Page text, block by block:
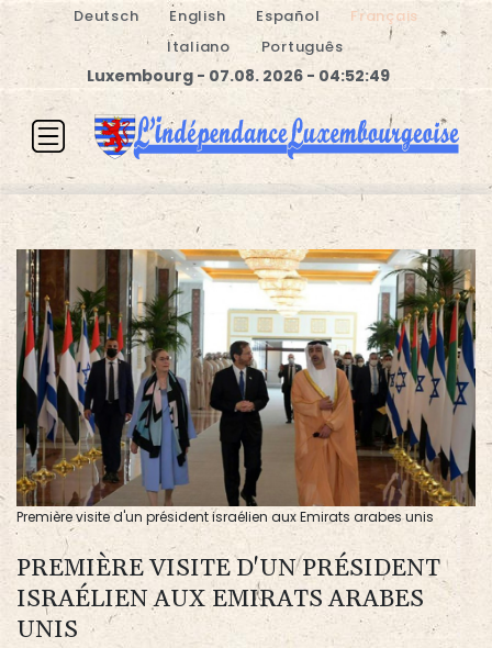
Deutsch English Español
Français
Italiano
Português
Luxembourg - 07.08. 2026 - 04:52:50
Première visite d'un président israélien aux Emirats arabes unis
PREMIÈRE VISITE D'UN PRÉSIDENT
ISRAÉLIEN AUX EMIRATS ARABES
UNIS